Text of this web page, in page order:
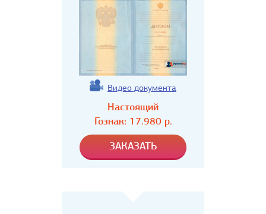
Видео документа
Настоящий
Гознак: 17.980р.